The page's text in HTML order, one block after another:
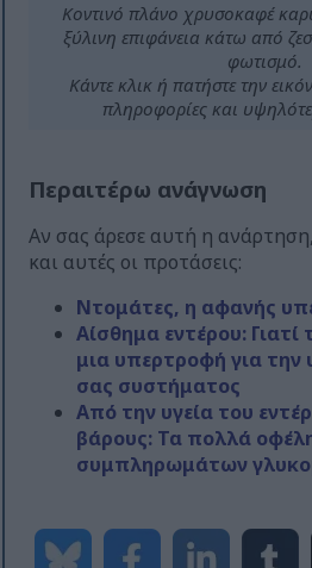
Κοντινό πλάνο χρυσοκαφέ
ξύλινη επιφάνεια κάτω από
φωτισμό.
Κάντε κλικ ή πατήστε την
πληροφορίες και
Περαιτέρω ανάγνωση
Αν σας άρεσε αυτή η
και αυτές οι προτάσεις:
Ντομάτες, η αφανής
Αίσθημα εντέρου: Γιατί
μια υπερτροφή για την
σας συστήματος
Από την υγεία του
βάρους: Τα πολλά
συμπληρωμάτων